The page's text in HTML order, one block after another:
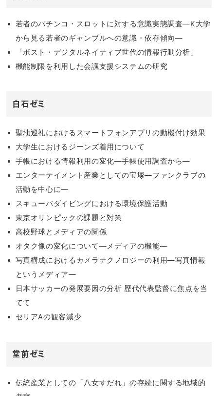
若者のパチンコ・スロットに対する意識実態調査―K大学
から見る若者のギャンブルへの意識・依存傾向―
「ポスト・デジタルネイティブ世代の情報行動分析」
機能制限を利用した会議支援システムの研究
白石ゼミ
聖地巡礼におけるスマートフォンアプリの動機付け効果
大学生におけるジーンズ着用について
手帳における情報利用の変化―手帳使用調査から―
エンターテイメント産業としての宝塚―ファンクラブの
活動を中心に―
スキューバダイビングにおける環境保護活動
東京オリンピックの課題と対策
高校野球とメディアの関係
オタク像の変化について―メディアの機能―
写真構成におけるカメラテクノロジーの利用―写真情報
というメディア―
日本サッカーの発展要因の分析 歴代代表監督に焦点を当
てて
セリアAの観客減少
堂前ゼミ
伝統産業としての「八女すだれ」の存続に関する地域的